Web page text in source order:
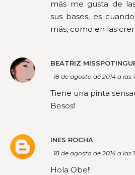
más me gusta de
sus bases, es
más, como en las
BEATRIZ
18 de agosto de 2014 a las
Tiene una pinta
Besos!
INES ROCHA
18 de agosto de 2014 a las
Hola Obe!!